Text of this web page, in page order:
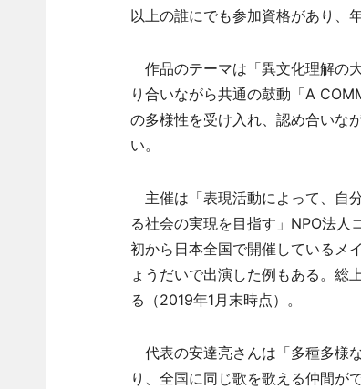
以上の誰にでも参加資格があり、
作品のテーマは「異文化理解の
り合いながら共通の鼓動「A
の多様性を受け入れ、認め合いな
い。
主催は「表現活動によって、自
る社会の実現を目指す」NPO法
初から日本全国で開催しているメ
ょうだいで出演した例もある。総
る（2019年1月末時点）。
代表の安達亮さんは「多種多様
り、全国に同じ歌を歌える仲間が